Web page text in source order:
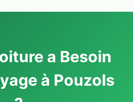
a Besoin
à Pouzols